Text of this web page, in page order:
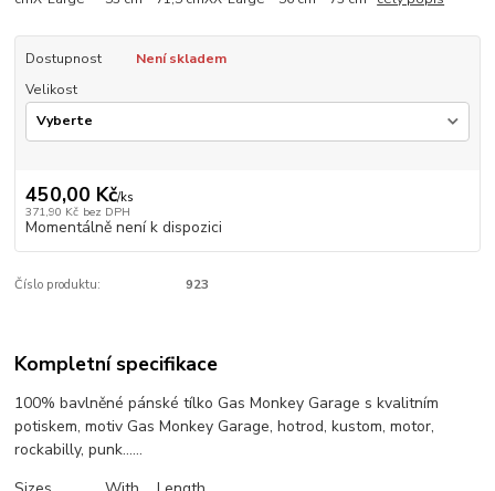
Dostupnost
Není skladem
Velikost
450,00 Kč/ks
371,90 Kč bez DPH
Momentálně není k dispozici
Číslo produktu: 923
Kompletní specifikace
100% bavlněné pánské tílko Gas Monkey Garage s kvalitním
potiskem, motiv Gas Monkey Garage, hotrod, kustom, motor,
rockabilly, punk......